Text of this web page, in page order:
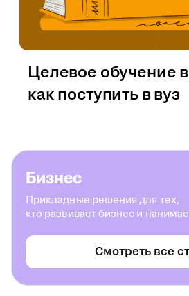
Целевое обучение
как поступить в вуз
Бизнес
Прикладные решения для тех,
кто развивает бизнес и
Смотреть все